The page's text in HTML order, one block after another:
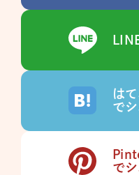
は
で
で